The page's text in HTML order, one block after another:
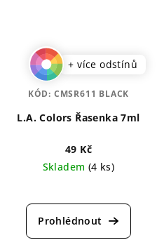
+ více odstínů
L.A. Colors Řasenka 7ml
49 Kč
Skladem (4 ks)
hodnocení
produktu
KÓD: CMSR611 BLACK